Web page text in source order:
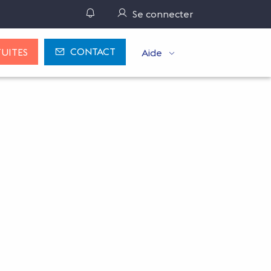
Gérer ses notifications
Se connecter
CONTACT Aide